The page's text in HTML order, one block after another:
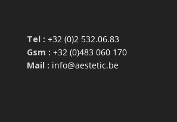
Tel : +32 (0)2 532.06.83
Gsm : +32 (0)483 060 170
Mail : info@aestetic.be